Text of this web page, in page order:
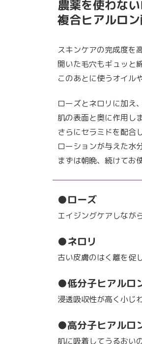
農薬を使わない
複合ヒアルロ
スキンケアの完成度を
開いた毛穴もギュッと
このあとに使うオイル
ローズとネロリに加え
肌の表面と奥に作用しま
さらにセラミドを配合
ローションが与えた水
まずは朝晩、続けてお
●ローズ
エイジングケアしなが
●ネロリ
古い皮膚のはく離を促
●低分子ヒアルロ
浸透吸収性が高く小じ
●高分子ヒアルロ
肌に吸着してうるおい